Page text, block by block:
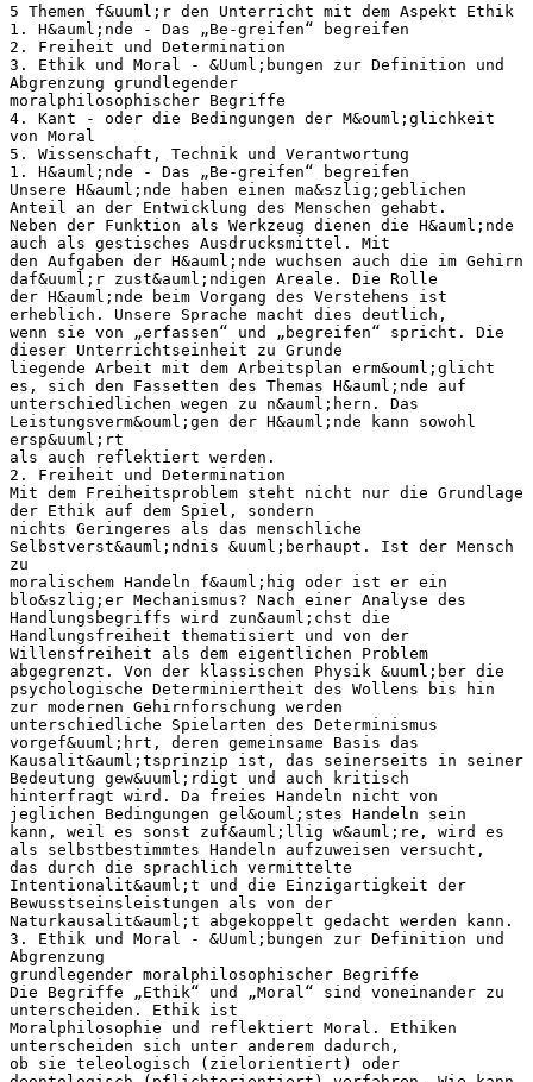
5 Themen f&uuml;r den Unterricht mit dem Aspekt Ethik
1. H&auml;nde - Das „Be-greifen“ begreifen
2. Freiheit und Determination
3. Ethik und Moral - &Uuml;bungen zur Definition und
Abgrenzung grundlegender
moralphilosophischer Begriffe
4. Kant - oder die Bedingungen der M&ouml;glichkeit
von Moral
5. Wissenschaft, Technik und Verantwortung
1. H&auml;nde - Das „Be-greifen“ begreifen
Unsere H&auml;nde haben einen ma&szlig;geblichen
Anteil an der Entwicklung des Menschen gehabt.
Neben der Funktion als Werkzeug dienen die H&auml;nde
auch als gestisches Ausdrucksmittel. Mit
den Aufgaben der H&auml;nde wuchsen auch die im Gehirn
daf&uuml;r zust&auml;ndigen Areale. Die Rolle
der H&auml;nde beim Vorgang des Verstehens ist
erheblich. Unsere Sprache macht dies deutlich,
wenn sie von „erfassen“ und „begreifen“ spricht. Die
dieser Unterrichtseinheit zu Grunde
liegende Arbeit mit dem Arbeitsplan erm&ouml;glicht
es, sich den Fassetten des Themas H&auml;nde auf
unterschiedlichen wegen zu n&auml;hern. Das
Leistungsverm&ouml;gen der H&auml;nde kann sowohl
ersp&uuml;rt
als auch reflektiert werden.
2. Freiheit und Determination
Mit dem Freiheitsproblem steht nicht nur die Grundlage
der Ethik auf dem Spiel, sondern
nichts Geringeres als das menschliche
Selbstverst&auml;ndnis &uuml;berhaupt. Ist der Mensch
zu
moralischem Handeln f&auml;hig oder ist er ein
blo&szlig;er Mechanismus? Nach einer Analyse des
Handlungsbegriffs wird zun&auml;chst die
Handlungsfreiheit thematisiert und von der
Willensfreiheit als dem eigentlichen Problem
abgegrenzt. Von der klassischen Physik &uuml;ber die
psychologische Determiniertheit des Wollens bis hin
zur modernen Gehirnforschung werden
unterschiedliche Spielarten des Determinismus
vorgef&uuml;hrt, deren gemeinsame Basis das
Kausalit&auml;tsprinzip ist, das seinerseits in seiner
Bedeutung gew&uuml;rdigt und auch kritisch
hinterfragt wird. Da freies Handeln nicht von
jeglichen Bedingungen gel&ouml;stes Handeln sein
kann, weil es sonst zuf&auml;llig w&auml;re, wird es
als selbstbestimmtes Handeln aufzuweisen versucht,
das durch die sprachlich vermittelte
Intentionalit&auml;t und die Einzigartigkeit der
Bewusstseinsleistungen als von der
Naturkausalit&auml;t abgekoppelt gedacht werden kann.
3. Ethik und Moral - &Uuml;bungen zur Definition und
Abgrenzung
grundlegender moralphilosophischer Begriffe
Die Begriffe „Ethik“ und „Moral“ sind voneinander zu
unterscheiden. Ethik ist
Moralphilosophie und reflektiert Moral. Ethiken
unterscheiden sich unter anderem dadurch,
ob sie teleologisch (zielorientiert) oder